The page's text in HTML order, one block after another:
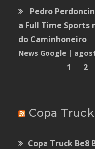
Pedro
a Full Time Sports
do Caminhoneiro
News Google
1 2
Copa Truck
Copa Truck Be8